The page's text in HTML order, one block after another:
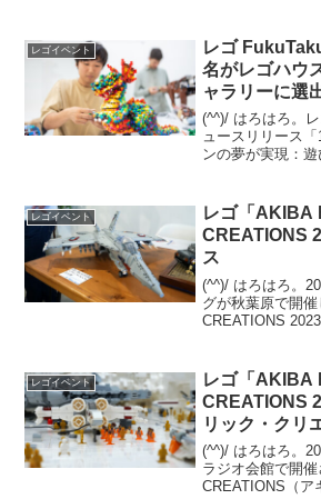
スの画像が...
レゴイベント
レゴ
名がレゴハウ
ャラリーに選
(^^)/ はろはろ。
ュースリリース
ンの夢が実現：
うち、日本から2
さ...
レゴイベント
レゴ「AKIBA
CREATIONS
ス
(^^)/ はろはろ。
グが秋葉原で開
CREATIONS
スの画像が...
レゴイベント
レゴ「AKIBA
CREATIONS
リック・クリ
2024）」(1)
(^^)/ はろはろ。
ラジオ会館で開
CREATIONS（ア